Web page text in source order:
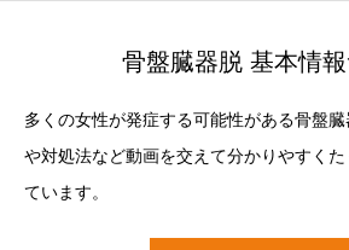
骨盤臓器脱 基本情報
多くの女性が発症する可能性がある骨盤
や対処法など動画を交えて分かりやすく
ています。